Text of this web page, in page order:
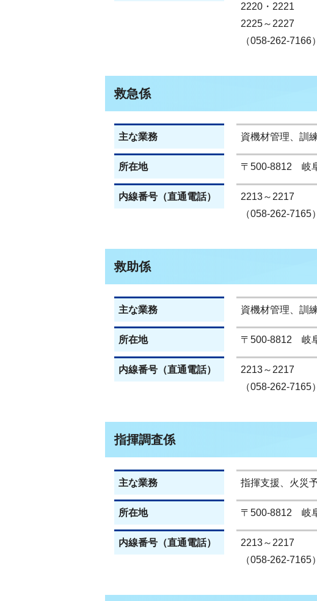
2220・2221
2225～2227
（058-262-7166）
救急係
主な業務 資機材管理、訓
所在地 〒500-8812 岐
内線番号（直通電話）
2213～2217
（058-262-7165）
救助係
主な業務 資機材管理、訓
所在地 〒500-8812 岐
内線番号（直通電話）
2213～2217
（058-262-7165）
指揮調査係
主な業務 指揮支援、火災
所在地 〒500-8812 岐
内線番号（直通電話）
2213～2217
（058-262-7165）